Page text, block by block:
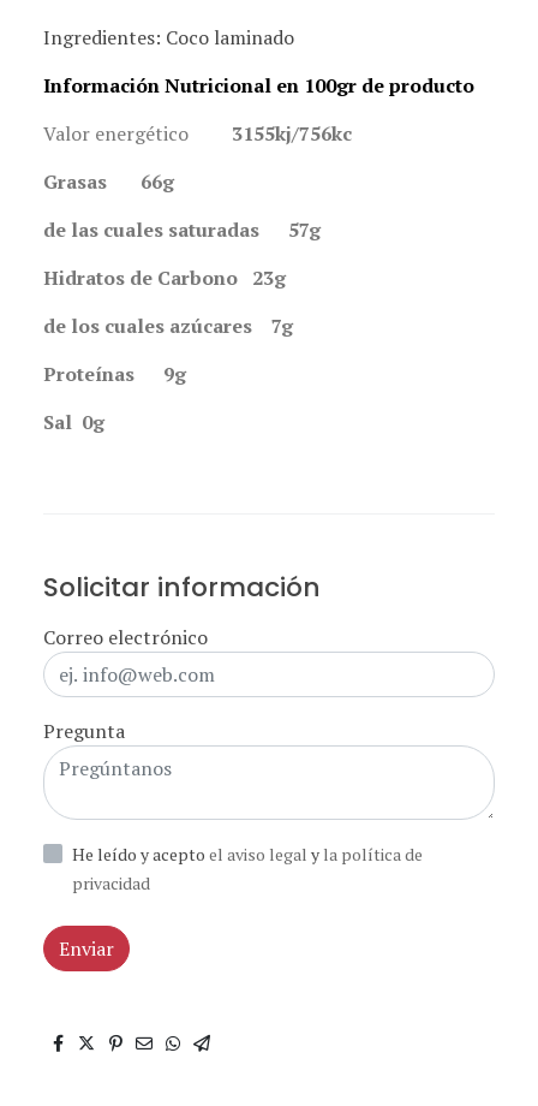
Ingredientes: Coco laminado
Información Nutricional en 100gr de producto
Valor energético 3155kj/756kc
Grasas 66g
de las cuales saturadas 57g
Hidratos de Carbono 23g
de los cuales azúcares 7g
Proteínas 9g
Sal 0g
Solicitar información
Correo electrónico
Pregunta
He leído y acepto el aviso legal y la política de
privacidad
Enviar